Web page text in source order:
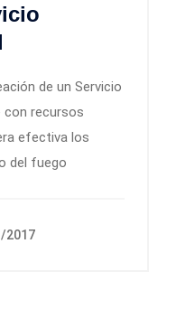
de un Servicio
con recursos
efectiva los
del fuego
2017